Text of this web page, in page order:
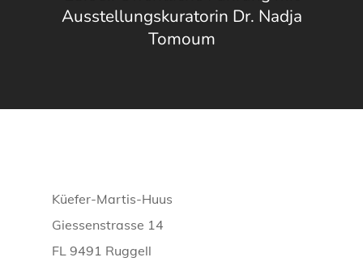
Ausstellungskuratorin Dr. Nadja
Tomoum
Küefer-Martis-Huus
Giessenstrasse 14
FL 9491 Ruggell